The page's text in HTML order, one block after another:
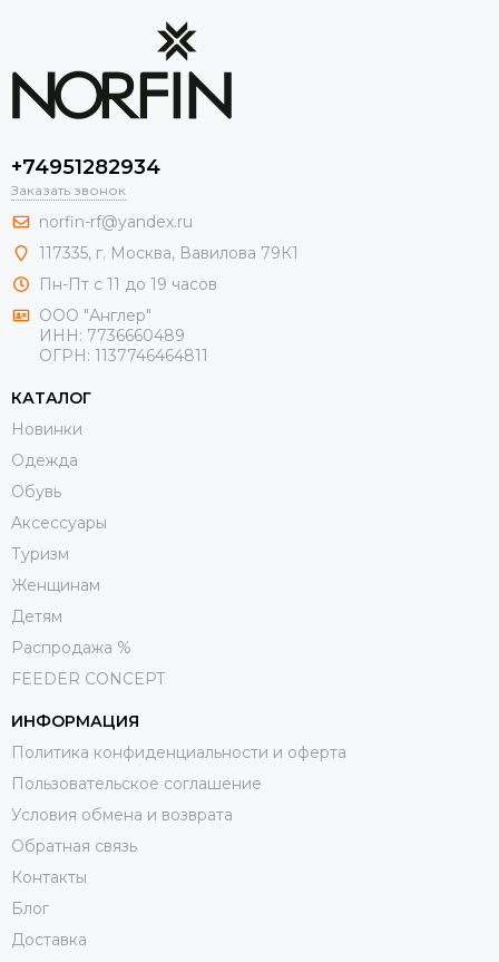
+74951282934
Заказать звонок
norfin-rf@yandex.ru
117335, г. Москва, Вавилова 79К1
Пн-Пт с 11 до 19 часов
ООО "Англер"
ИНН: 7736660489
ОГРН: 1137746464811
КАТАЛОГ
Новинки
Одежда
Обувь
Aксессуары
Туризм
Женщинам
Детям
Распродажа %
FEEDER CONCEPT
ИНФОРМАЦИЯ
Политика конфиденциальности и оферта
Пользовательское соглашение
Условия обмена и возврата
Обратная связь
Контакты
Блог
Доставка